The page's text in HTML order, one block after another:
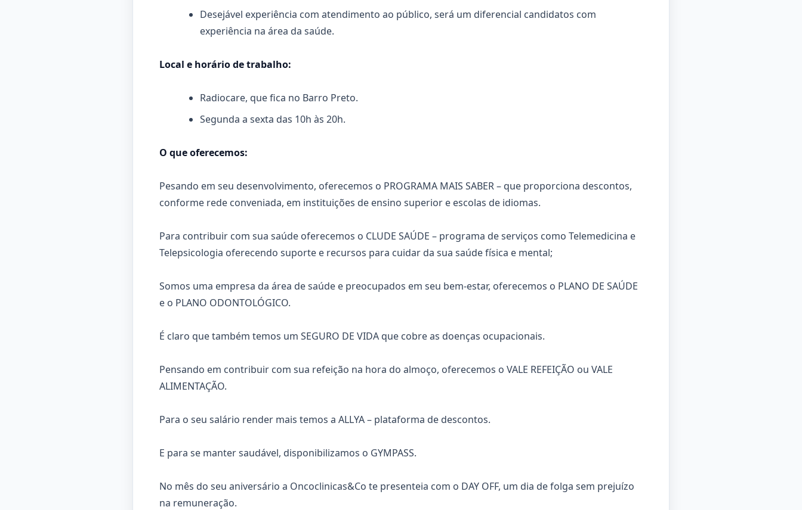
Desejável experiência com atendimento ao público, será um diferencial candidatos com
experiência na área da saúde.
Local e horário de trabalho:
Radiocare, que fica no Barro Preto.
Segunda a sexta das 10h às 20h.
O que oferecemos:
Pesando em seu desenvolvimento, oferecemos o PROGRAMA MAIS SABER – que proporciona descontos,
conforme rede conveniada, em instituições de ensino superior e escolas de idiomas.
Para contribuir com sua saúde oferecemos o CLUDE SAÚDE – programa de serviços como Telemedicina e
Telepsicologia oferecendo suporte e recursos para cuidar da sua saúde física e mental;
Somos uma empresa da área de saúde e preocupados em seu bem-estar, oferecemos o PLANO DE SAÚDE
e o PLANO ODONTOLÓGICO.
É claro que também temos um SEGURO DE VIDA que cobre as doenças ocupacionais.
Pensando em contribuir com sua refeição na hora do almoço, oferecemos o VALE REFEIÇÃO ou VALE
ALIMENTAÇÃO.
Para o seu salário render mais temos a ALLYA – plataforma de descontos.
E para se manter saudável, disponibilizamos o GYMPASS.
No mês do seu aniversário a Oncoclinicas&Co te presenteia com o DAY OFF, um dia de folga sem prejuízo
na remuneração.